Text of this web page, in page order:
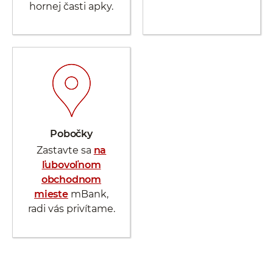
hornej časti apky.
Pobočky
Zastavte sa na
ľubovoľnom
obchodnom
miestemBank,
radi vás privítame.